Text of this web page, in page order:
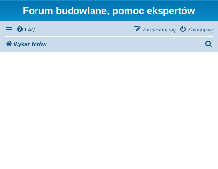
Forum budowlane, pomoc ekspertów
FAQ Zaloguj się
Zarejestruj się
Wykaz forów